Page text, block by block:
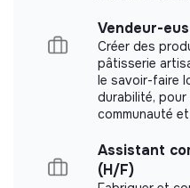
Documents
Vendeur-
Créer des
pâtisserie
le savoir-faire
durabilité,
communauté
Assistant
(H/F)